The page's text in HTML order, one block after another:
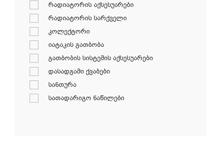
რადიატორის აქსესუარები
რადიატორის სარქველი
კოლექტორი
იატაკის გათბობა
გათბობის სისტემის აქსესუარები
დასადგამი ქვაბები
სანთურა
სათადარიგო ნაწილები